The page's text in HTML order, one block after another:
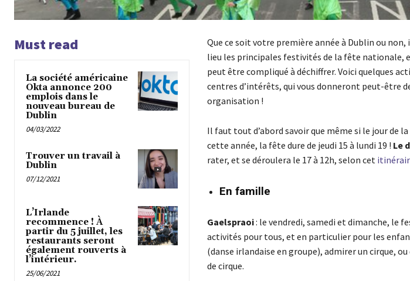
Must read
La société américaine
Okta annonce 200
emplois dans le
nouveau bureau de
Dublin
04/03/2022
Trouver un travail à
Dublin
07/12/2021
L’Irlande
recommence ! À
partir du 5 juillet, les
restaurants seront
également rouverts à
l’intérieur.
25/06/2021
Que ce soit votre première année à Dublin ou non,
lieu les principales festivités de la fête
peut être compliqué à déchiffrer. Voici quelques
centres d’intérêts, qui vous donneront peut-être
organisation !
Il faut tout d’abord savoir que même si le jour de
cette année, la fête dure de jeudi 15 à lundi 19 ! Le
rater, et se déroulera le 17 à 12h, selon cet
En famille
Gaelspraoi: le vendredi, samedi et dimanche, le
activités pour tous, et en particulier pour les
(danse irlandaise en groupe), admirer un cirque,
de cirque.